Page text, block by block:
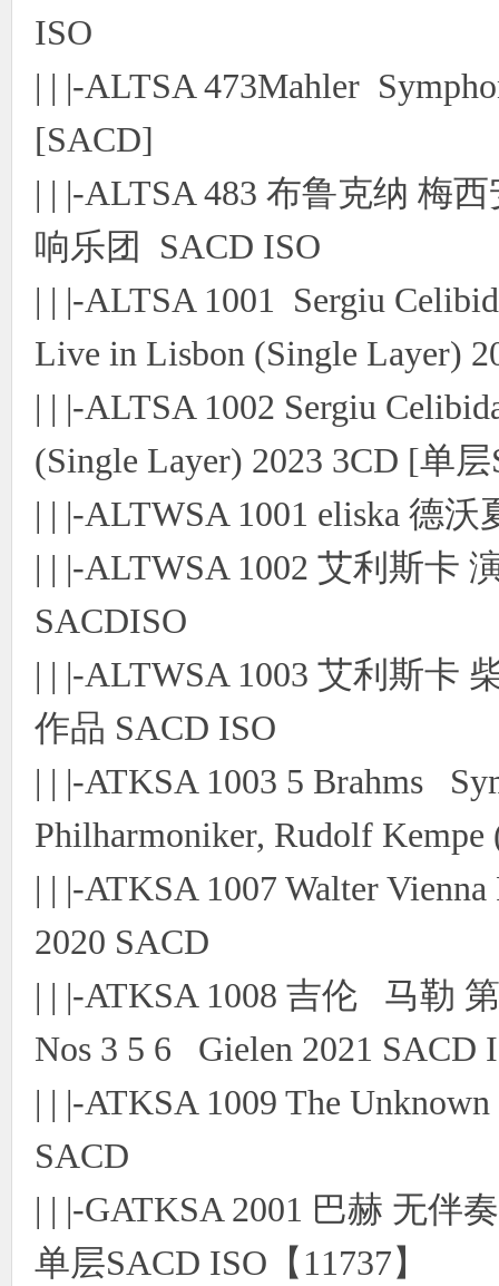
ISO
| | |-ALTSA 473Mahler
[SACD]
| | |-ALTSA 483 布鲁克纳 梅
响乐团 SACD ISO
| | |-ALTSA 1001 Sergiu
Live in Lisbon (Single Layer)
| | |-ALTSA 1002 Sergiu
(Single Layer) 2023 3CD [单
| | |-ALTWSA 1001 eliska 德
| | |-ALTWSA 1002 艾利斯卡
SACDISO
| | |-ALTWSA 1003 艾利斯卡
作品 SACD ISO
| | |-ATKSA 1003 5 Brahms
Philharmoniker, Rudolf Kempe
| | |-ATKSA 1007 Walter
2020 SACD
| | |-ATKSA 1008 吉伦 马勒
Nos 3 5 6 Gielen 2021 SACD
| | |-ATKSA 1009 The
SACD
| | |-GATKSA 2001 巴赫 无伴
单层SACD ISO【11737】